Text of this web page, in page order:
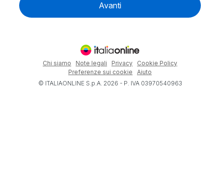
Avanti
Chi siamo Note legali Privacy
Cookie Policy
Preferenze sui cookie
Aiuto
© ITALIAONLINE S.p.A. 2026 - P. IVA 03970540963